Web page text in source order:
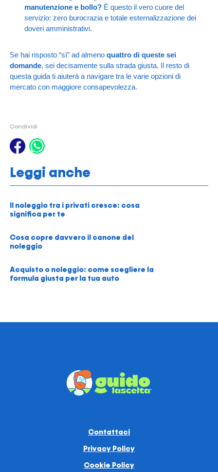
manutenzione e bollo? È questo il vero cuore del
servizio: zero burocrazia e totale esternalizzazione dei
doveri amministrativi.
Se hai risposto “sì” ad almeno quattro di queste sei
domande, sei decisamente sulla strada giusta. Il resto di
questa guida ti aiuterà a navigare tra le varie opzioni di
mercato con maggiore consapevolezza.
Condividi
Leggi anche
Il noleggio tra i privati cresce: cosa
significa per te
Cosa copre davvero il canone del
noleggio
Acquisto o noleggio: come scegliere la
formula giusta per la tua auto
Contattaci
Privacy Policy
Cookie Policy